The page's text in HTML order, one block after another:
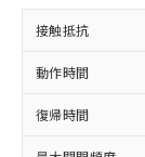
接触抵抗
動作時間
復帰時間
ご
以下の
す。
対応予
有に
商品です
対応
非含有
定はあ